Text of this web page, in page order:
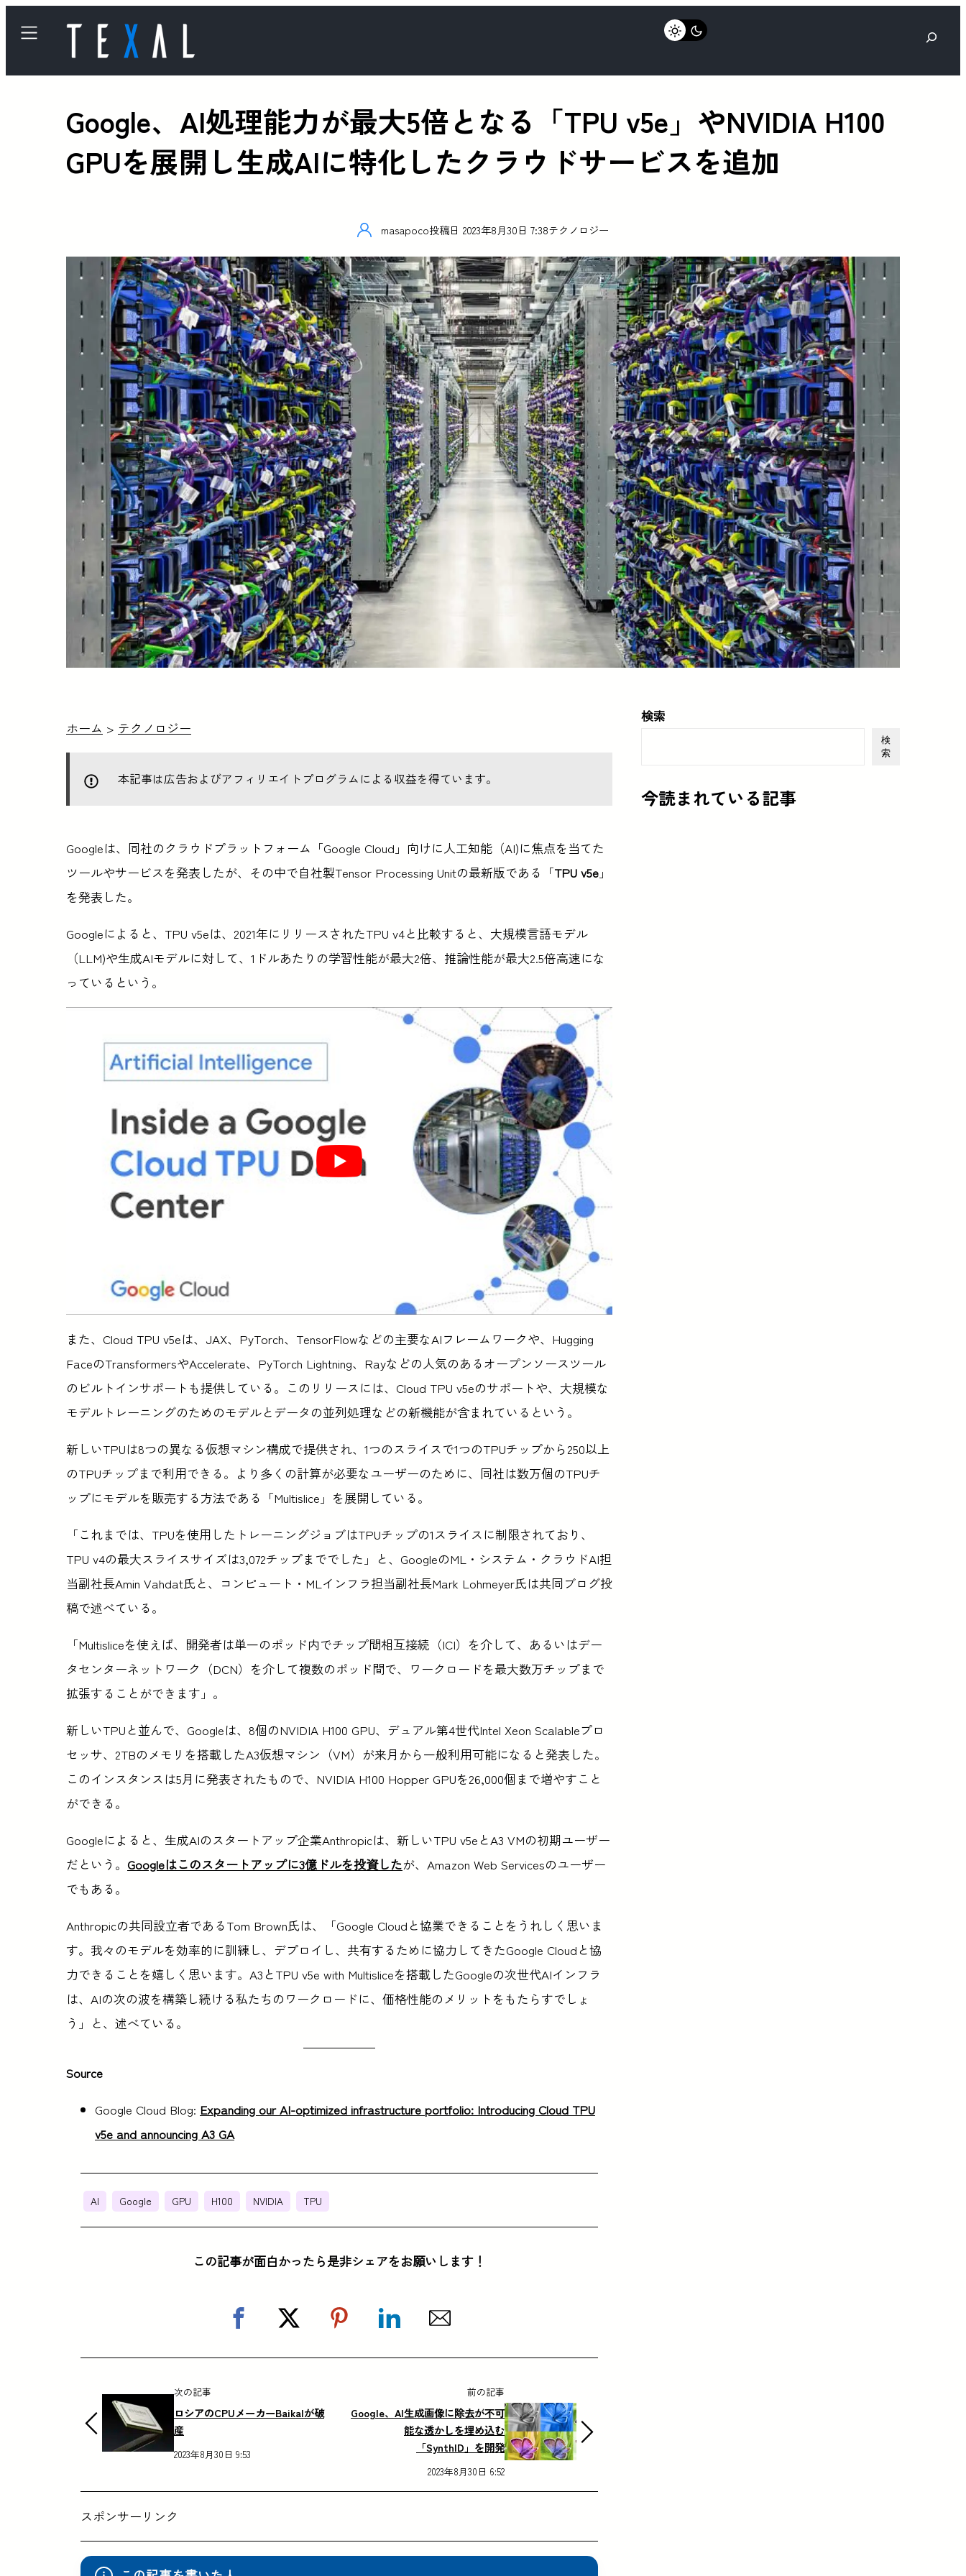
検
Google、AI処理能力が最大5倍となる「TPU v5e」やNVIDIA H100
GPUを展開し生成AIに特化したクラウドサービスを追加
masapoco投稿日 2023年8月30日 7:38テクノロジー
ホーム > テクノロジー
本記事は広告およびアフィリエイトプログラムによる収益を得ています。
Googleは、同社のクラウドプラットフォーム「Google Cloud」向けに人工知能（AI)に焦点を当てた
ツールやサービスを発表したが、その中で自社製Tensor Processing Unitの最新版である「TPU v5e 」
を発表した。
Googleによると、TPU v5eは、2021年にリリースされたTPU v4と比較すると、大規模言語モデル
（LLM)や生成AIモデルに対して、1ドルあたりの学習性能が最大2倍、推論性能が最大2.5倍高速にな
っているという。
また、Cloud TPU v5eは、JAX、PyTorch、TensorFlowなどの主要なAIフレームワークや、Hugging
FaceのTransformersやAccelerate、PyTorch Lightning、Rayなどの人気のあるオープンソースツール
のビルトインサポートも提供している。このリリースには、Cloud TPU v5eのサポートや、大規模な
モデルトレーニングのためのモデルとデータの並列処理などの新機能が含まれているという。
新しいTPUは8つの異なる仮想マシン構成で提供され、1つのスライスで1つのTPUチップから250以上
のTPUチップまで利用できる。より多くの計算が必要なユーザーのために、同社は数万個のTPUチ
ップにモデルを販売する方法である「Multislice」を展開している。
「これまでは、TPUを使用したトレーニングジョブはTPUチップの1スライスに制限されており、
TPU v4の最大スライスサイズは3,072チップまででした」と、GoogleのML・システム・クラウドAI担
当副社長Amin Vahdat氏と、コンピュート・MLインフラ担当副社長Mark Lohmeyer氏は共同ブログ投
稿で述べている。
「Multisliceを使えば、開発者は単一のポッド内でチップ間相互接続（ICI）を介して、あるいはデー
タセンターネットワーク（DCN）を介して複数のポッド間で、ワークロードを最大数万チップまで
拡張することができます」。
新しいTPUと並んで、Googleは、8個のNVIDIA H100 GPU、デュアル第4世代Intel Xeon Scalableプロ
セッサ、2TBのメモリを搭載したA3仮想マシン（VM）が来月から一般利用可能になると発表した。
このインスタンスは5月に発表されたもので、NVIDIA H100 Hopper GPUを26,000個まで増やすこと
ができる。
Googleによると、生成AIのスタートアップ企業Anthropicは、新しいTPU v5eとA3 VMの初期ユーザー
だという。 Googleはこのスタートアップに3億ドルを投資したが、Amazon Web Servicesのユーザー
でもある。
Anthropicの共同設立者であるTom Brown氏は、「Google Cloudと協業できることをうれしく思いま
す。我々のモデルを効率的に訓練し、デプロイし、共有するために協力してきたGoogle Cloudと協
力できることを嬉しく思います。A3とTPU v5e with Multisliceを搭載したGoogleの次世代AIインフラ
は、AIの次の波を構築し続ける私たちのワークロードに、価格性能のメリットをもたらすでしょ
う」と、述べている。
Source
Google Cloud Blog: Expanding our AI-optimized infrastructure portfolio: Introducing Cloud TPU
v5e and announcing A3 GA
AI Google GPU H100 NVIDIA TPU
この記事が面白かったら是非シェアをお願いします！
次の記事
ロシアのCPUメーカーBaikalが破
産
2023年8月30日 9:53
前の記事
Google、AI生成画像に除去が不可
能な透かしを埋め込む
「SynthID」を開発
2023年8月30日 6:52
スポンサーリンク
検索
検
索
今読まれている記事